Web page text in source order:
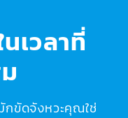
เวลาที่
ขัดจังหวะคุณใช่